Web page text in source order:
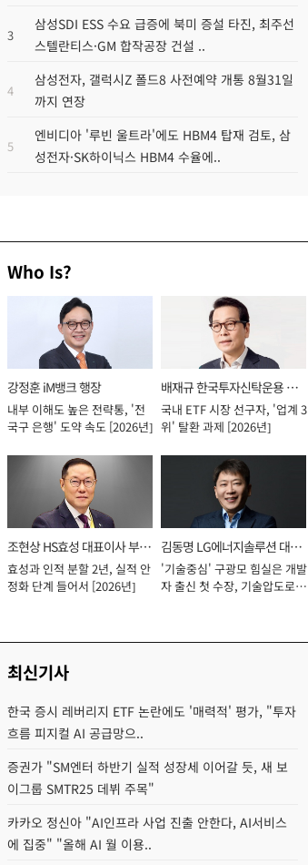
3
삼성SDI ESS 수요 급증에 북미 증설 타진, 최주선
스텔란티스·GM 합작공장 건설 ..
4
삼성전자, 갤럭시Z 폴드8 사전예약 개통 8월31일
까지 연장
5
엔비디아 '루빈 울트라'에도 HBM4 탑재 검토, 삼
성전자·SK하이닉스 HBM4 수율에..
Who Is?
강정훈 iM뱅크 행장
내부 이해도 높은 전략통, '전
국구 은행' 도약 속도 [2026년]
배재규 한국투자신탁운용 대
표이사 사장
국내 ETF 시장 선구자, '업계 3
위' 탈환 과제 [2026년]
조현상 HS효성 대표이사 부회
장
효성과 인적 분할 2년, 실적 안
정화 단계 들어서 [2026년]
김동명 LG에너지솔루션 대표
이사 사장
'기술중심' 구광모 힘실은 개발
자 출신 첫 수장, 기술압도로
최신기사
한국 증시 레버리지 ETF 논란에도 '매력적' 평가, "투자
흐름 피지컬 AI 공급망으..
증권가 "SM엔터 하반기 실적 성장세 이어갈 듯, 새 보
이그룹 SMTR25 데뷔 주목"
카카오 정신아 "AI인프라 사업 진출 안한다, AI서비스
에 집중" "올해 AI 월 이용..